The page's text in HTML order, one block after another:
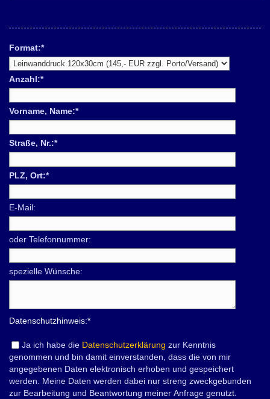
Format:*
Anzahl:*
Vorname, Name:*
Straße, Nr.:*
PLZ, Ort:*
E-Mail:
oder Telefonnummer:
spezielle Wünsche:
Datenschutzhinweis:*
Ja ich habe die Datenschutzerklärung zur Kenntnis
genommen und bin damit einverstanden, dass die von mir
angegebenen Daten elektronisch erhoben und gespeichert
werden. Meine Daten werden dabei nur streng zweckgebunden
zur Bearbeitung und Beantwortung meiner Anfrage genutzt.